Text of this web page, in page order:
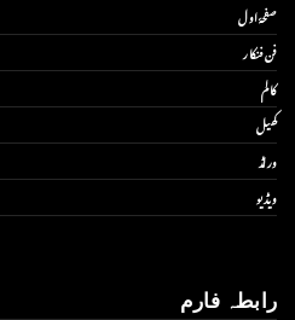
صفحۂ اول
فن فنکار
کالم
کھیل
ورلڈ
ویڈیو
رابطہ فارم